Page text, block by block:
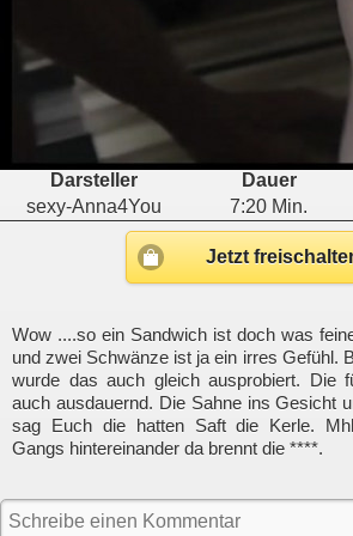
Darsteller Dauer
sexy-Anna4You
7:20 Min.
Jetzt
Wow ....so ein Sandwich ist doch was
und zwei Schwänze ist ja ein irres Gefühl.
wurde das auch gleich ausprobiert. Die
auch ausdauernd. Die Sahne ins Gesicht
sag Euch die hatten Saft die Kerle.
Gangs hintereinander da brennt die ****.